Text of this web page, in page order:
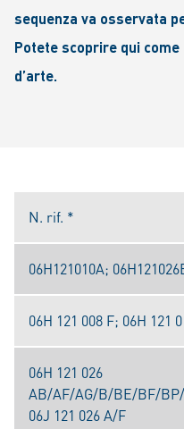
sequenza va osservata
Potete scoprire qui
d’arte.
N. rif. *
06H121010A;
06H 121 008 F; 06H 121
06H 121 026
AB/AF/AG/B/BE/BF/
06J 121 026 A/F